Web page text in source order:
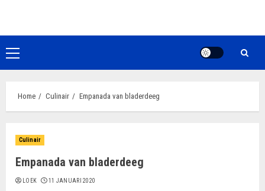
de
inhoudPrimair
menu
Home Culinair Empanada van bladerdeeg
Culinair
Empanada van bladerdeeg
LOEK 11 JANUARI 2020